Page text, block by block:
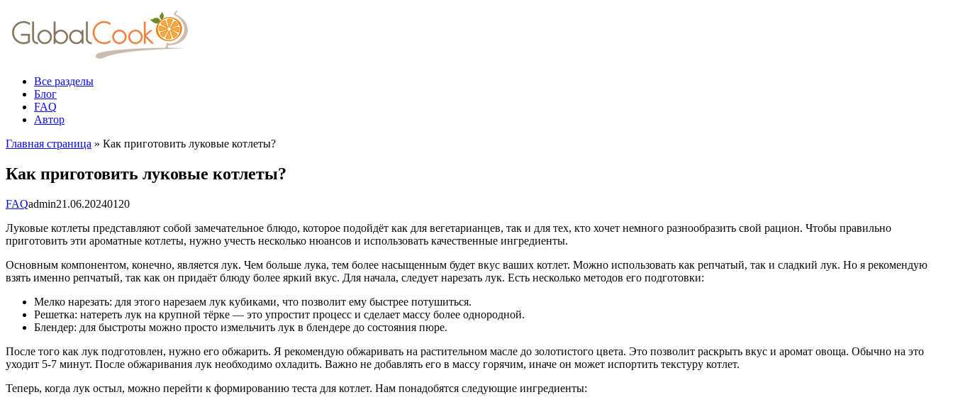
контенту
Все разделы
Блог
FAQ
Автор
Главная страница » Как приготовить луковые котлеты?
Как приготовить луковые котлеты?
FAQadmin21.06.20240120
Луковые котлеты представляют собой замечательное блюдо, которое подойдёт как для вегетарианцев, так и для тех, кто хочет немного разнообразить свой рацион. Чтобы правильно
приготовить эти ароматные котлеты, нужно учесть несколько нюансов и использовать качественные ингредиенты.
Основным компонентом, конечно, является лук. Чем больше лука, тем более насыщенным будет вкус ваших котлет. Можно использовать как репчатый, так и сладкий лук. Но я рекомендую
взять именно репчатый, так как он придаёт блюду более яркий вкус. Для начала, следует нарезать лук. Есть несколько методов его подготовки:
Мелко нарезать: для этого нарезаем лук кубиками, что позволит ему быстрее потушиться.
Решетка: натереть лук на крупной тёрке — это упростит процесс и сделает массу более однородной.
Блендер: для быстроты можно просто измельчить лук в блендере до состояния пюре.
После того как лук подготовлен, нужно его обжарить. Я рекомендую обжаривать на растительном масле до золотистого цвета. Это позволит раскрыть вкус и аромат овоща. Обычно на это
уходит 5-7 минут. После обжаривания лук необходимо охладить. Важно не добавлять его в массу горячим, иначе он может испортить текстуру котлет.
Теперь, когда лук остыл, можно перейти к формированию теста для котлет. Нам понадобятся следующие ингредиенты: